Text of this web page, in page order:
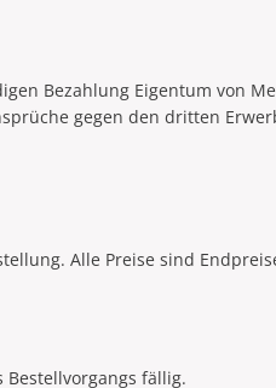
Bezahlung Eigentum von
gegen den dritten
Alle Preise sind
fällig.